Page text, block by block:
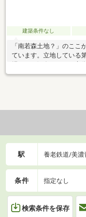
建築条件なし
「南若森土地？」のここ
ています。立地している
建築プランの自由度が高
駅 養老鉄道/美濃
条件 指定なし
検索条件を保存